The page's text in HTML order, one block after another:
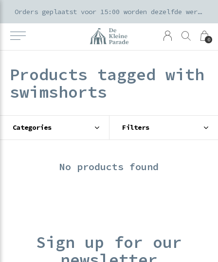
0
Orders geplaatst voor 15:00 worden dezelfde werkdag verzonden
Products tagged with
swimshorts
Categories Filters
No products found
Sign up for our